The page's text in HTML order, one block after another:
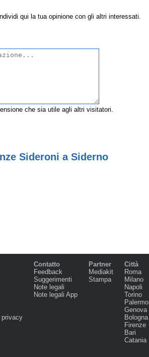
qui la tua opinione con gli altri interessati.
che sia utile agli altri visitatori.
Sideroni a Siderno
privacy
Contatto
Feedback
Suggerimenti
Note legali
Note legali App
Partner
Mediakit
Stampa
Città
Roma
Milano
Napoli
Torino
Palermo
Genova
Bologna
Firenze
Bari
Catania